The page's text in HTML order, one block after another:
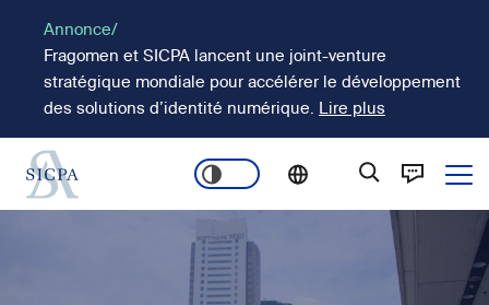
contenu
principal
Annonce/
Fragomen et SICPA lancent une joint-venture
stratégique mondiale pour accélérer le développement
des solutions d’identité numérique. Lire plus
Main
navigation